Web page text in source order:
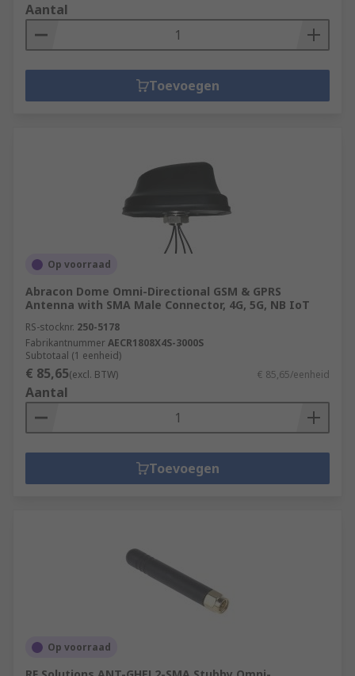
Aantal
Toevoegen
Op voorraad
Abracon Dome Omni-Directional GSM & GPRS
Antenna with SMA Male Connector, 4G, 5G, NB IoT
RS-stocknr. 250-5178
FabrikantnummerAECR1808X4S-3000S
Subtotaal (1 eenheid)
€ 85,65(excl. BTW) € 85,65/eenheid
Aantal
Toevoegen
Op voorraad